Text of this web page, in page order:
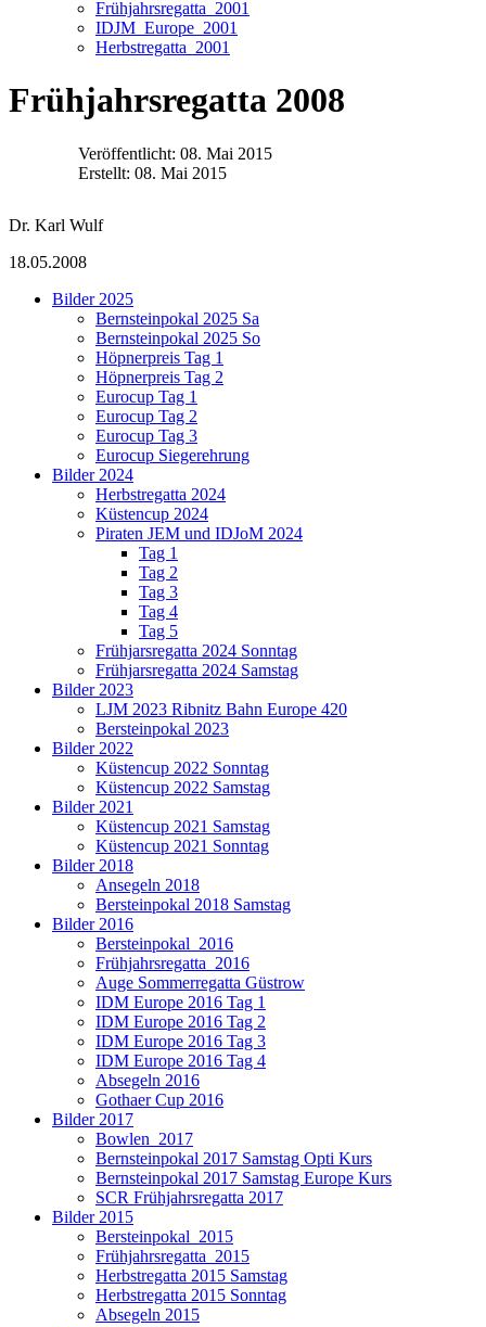
Frühjahrsregatta_2001
IDJM_Europe_2001
Herbstregatta_2001
Frühjahrsregatta 2008
Veröffentlicht: 08. Mai 2015
Erstellt: 08. Mai 2015
Dr. Karl Wulf
18.05.2008
Bilder 2025
Bernsteinpokal 2025 Sa
Bernsteinpokal 2025 So
Höpnerpreis Tag 1
Höpnerpreis Tag 2
Eurocup Tag 1
Eurocup Tag 2
Eurocup Tag 3
Eurocup Siegerehrung
Bilder 2024
Herbstregatta 2024
Küstencup 2024
Piraten JEM und IDJoM 2024
Tag 1
Tag 2
Tag 3
Tag 4
Tag 5
Frühjarsregatta 2024 Sonntag
Frühjarsregatta 2024 Samstag
Bilder 2023
LJM 2023 Ribnitz Bahn Europe 420
Bersteinpokal 2023
Bilder 2022
Küstencup 2022 Sonntag
Küstencup 2022 Samstag
Bilder 2021
Küstencup 2021 Samstag
Küstencup 2021 Sonntag
Bilder 2018
Ansegeln 2018
Bersteinpokal 2018 Samstag
Bilder 2016
Bersteinpokal_2016
Frühjahrsregatta_2016
Auge Sommerregatta Güstrow
IDM Europe 2016 Tag 1
IDM Europe 2016 Tag 2
IDM Europe 2016 Tag 3
IDM Europe 2016 Tag 4
Absegeln 2016
Gothaer Cup 2016
Bilder 2017
Bowlen_2017
Bernsteinpokal 2017 Samstag Opti Kurs
Bernsteinpokal 2017 Samstag Europe Kurs
SCR Frühjahrsregatta 2017
Bilder 2015
Bersteinpokal_2015
Frühjahrsregatta_2015
Herbstregatta 2015 Samstag
Herbstregatta 2015 Sonntag
Absegeln 2015